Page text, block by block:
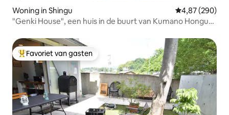
Woning in Shingu Gemiddelde
4,87 (290)
"Genki House", een huis in de buurt van Kumano Hongu-
Topfavoriet van gasten
Favoriet van gasten